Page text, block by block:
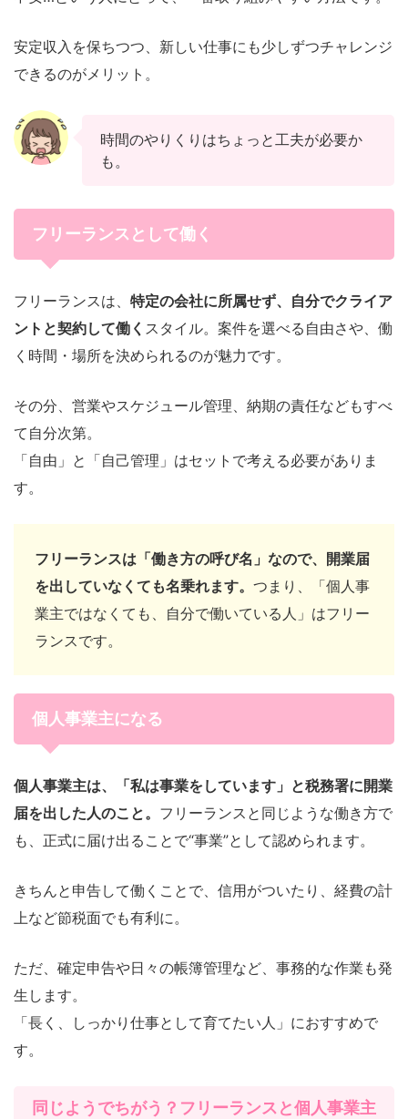
安定収入を保ちつつ、新しい仕事にも少しずつチャレンジ
できるのがメリット。
時間のやりくりはちょっと工夫が必要か
も。
フリーランスとして働く
フリーランスは、 特定の会社に所属せず、自分でクライア
ントと契約して働く スタイル。案件を選べる自由さや、働
く時間・場所を決められるのが魅力です。
その分、営業やスケジュール管理、納期の責任などもすべ
て自分次第。
「自由」と「自己管理」はセットで考える必要がありま
す。
フリーランスは「働き方の呼び名」なので、開業届
を出していなくても名乗れます。 つまり、「個人事
業主ではなくても、自分で働いている人」はフリー
ランスです。
個人事業主になる
個人事業主は、「私は事業をしています」と税務署に開業
届を出した人のこと。 フリーランスと同じような働き方で
も、正式に届け出ることで“事業”として認められます。
きちんと申告して働くことで、信用がついたり、経費の計
上など節税面でも有利に。
ただ、確定申告や日々の帳簿管理など、事務的な作業も発
生します。
「長く、しっかり仕事として育てたい人」におすすめで
す。
同じようでちがう？フリーランスと個人事業主